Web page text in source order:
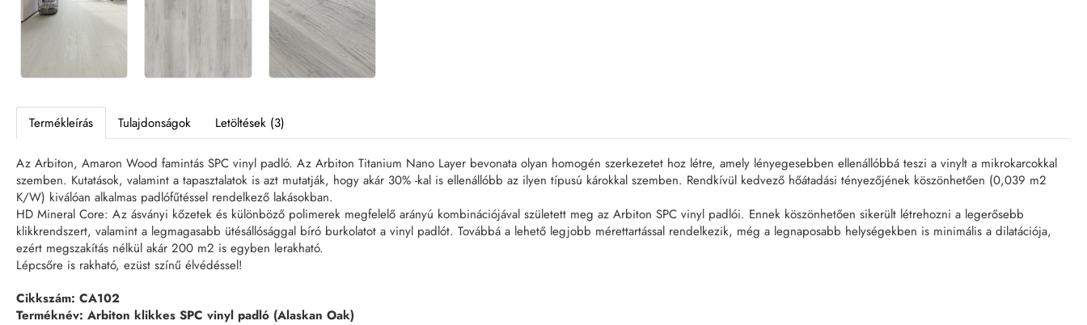
Termékleírás Tulajdonságok Letöltések (3)
Az Arbiton, Amaron Wood famintás SPC vinyl padló. Az Arbiton Titanium Nano Layer bevonata olyan homogén szerkezetet hoz létre, amely lényegesebben ellenállóbbá teszi a vinylt a mikrokarcokkal
szemben. Kutatások, valamint a tapasztalatok is azt mutatják, hogy akár 30% -kal is ellenállóbb az ilyen típusú károkkal szemben. Rendkívül kedvező hőátadási tényezőjének köszönhetően (0,039 m2
K/W) kiválóan alkalmas padlófűtéssel rendelkező lakásokban.
HD Mineral Core: Az ásványi kőzetek és különböző polimerek megfelelő arányú kombinációjával született meg az Arbiton SPC vinyl padlói. Ennek köszönhetően sikerült létrehozni a legerősebb
klikkrendszert, valamint a legmagasabb ütésállósággal bíró burkolatot a vinyl padlót. Továbbá a lehető legjobb mérettartással rendelkezik, még a legnaposabb helységekben is minimális a dilatációja,
ezért megszakítás nélkül akár 200 m2 is egyben lerakható.
Lépcsőre is rakható, ezüst színű élvédéssel!
Cikkszám: CA102
Terméknév: Arbiton klikkes SPC vinyl padló (Alaskan Oak)